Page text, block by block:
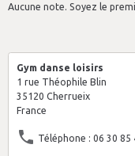
Aucune note. Soyez le
Gym danse loisirs
1 rue Théophile Blin
35120 Cherrueix
France
Téléphone : 06 30 85